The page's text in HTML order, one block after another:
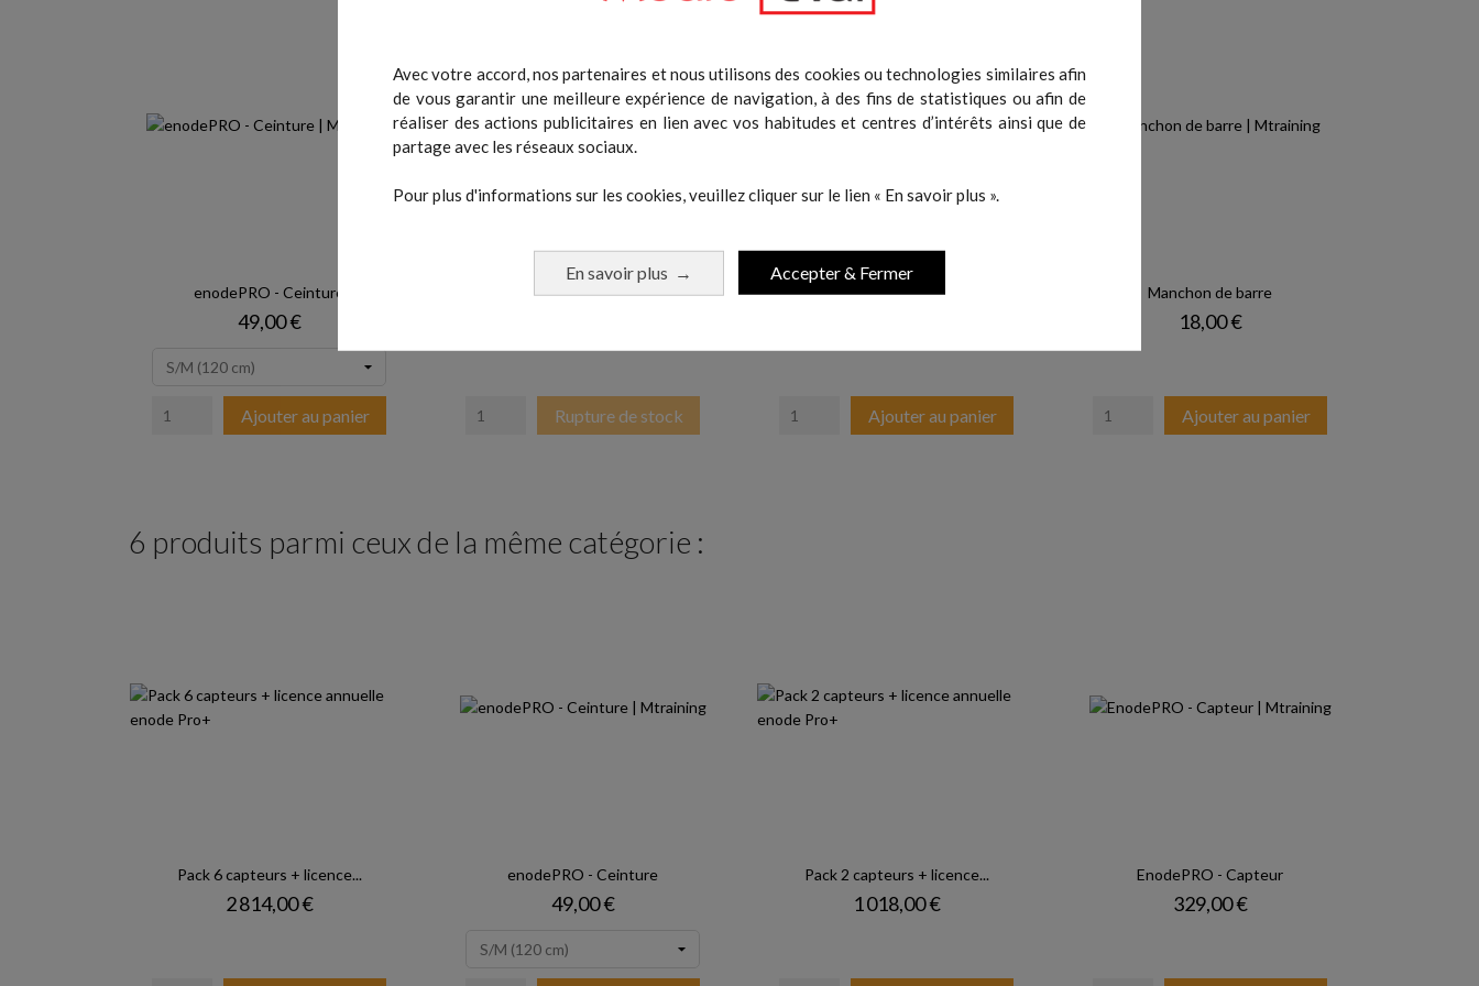
Avec votre accord, nos partenaires et nous utilisons des cookies ou technologies similaires afin
de vous garantir une meilleure expérience de navigation, à des fins de statistiques ou afin de
réaliser des actions publicitaires en lien avec vos habitudes et centres d’intérêts ainsi que de
partage avec les réseaux sociaux.
Pour plus d'informations sur les cookies, veuillez cliquer sur le lien « En savoir plus ».
En savoir plus → Accepter & Fermer
enodePRO - Ceinture
Prix
49,00 €
Ajouter au panier
Kit Lactate Pro 2 Standard
Rupture de stock
EnodePRO - Capteur
Ajouter au panier
Manchon de barre
Prix
18,00 €
Ajouter au panier
6 produits parmi ceux de la même catégorie :
Pack 6 capteurs + licence...
Prix
2 814,00 €
enodePRO - Ceinture
Prix
49,00 €
Pack 2 capteurs + licence...
Prix
1 018,00 €
EnodePRO - Capteur
Prix
329,00 €